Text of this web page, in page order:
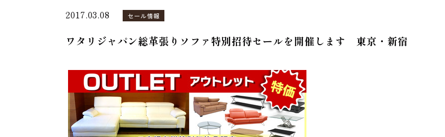
2017.03.08 セール情報
ワタリジャパン総革張りソファ特別招待セールを開催します 東京・新宿